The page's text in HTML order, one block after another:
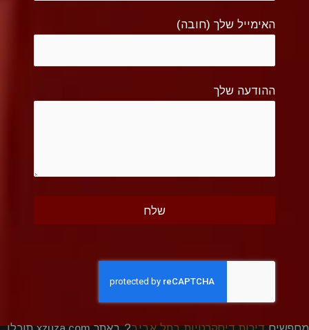
האימייל שלך (חובה)
ההודעה שלך